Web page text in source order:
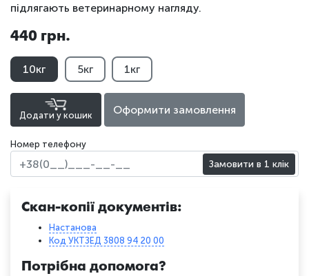
підлягають ветеринарному нагляду.
440 грн.
10кг 5кг 1кг
Додати у кошик Оформити замовлення
Номер телефону
Замовити в 1 клік
Скан-копії документів:
Настанова
Код УКТЗЕД 3808 94 20 00
Потрібна допомога?